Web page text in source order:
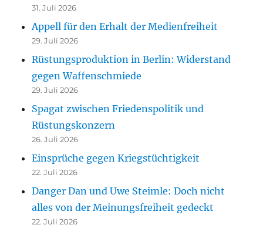
31. Juli 2026
Appell für den Erhalt der Medienfreiheit
29. Juli 2026
Rüstungsproduktion in Berlin: Widerstand
gegen Waffenschmiede
29. Juli 2026
Spagat zwischen Friedenspolitik und
Rüstungskonzern
26. Juli 2026
Einsprüche gegen Kriegstüchtigkeit
22. Juli 2026
Danger Dan und Uwe Steimle: Doch nicht
alles von der Meinungsfreiheit gedeckt
22. Juli 2026